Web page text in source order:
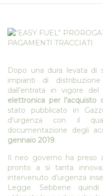
Dopo una dura levata di
impianti di
dall’entrata in vigore
elettronica per l’acquisto
stato pubblicato in
d’urgenza con il
documentazione degli
gennaio 2019.
Il neo governo ha
pronto a sì tanta
intervenuto d’urgenza
Legge. Sebbene